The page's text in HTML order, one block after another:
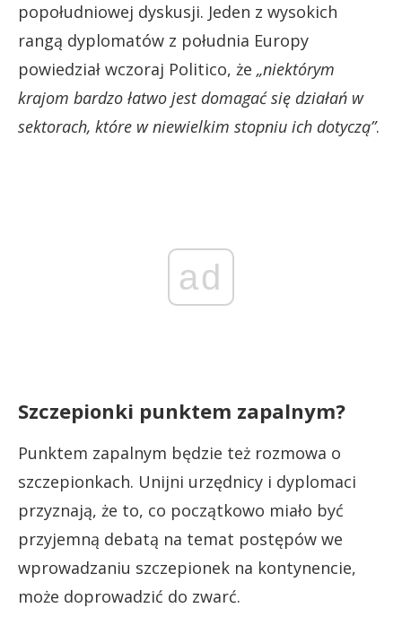
popołudniowej dyskusji. Jeden z wysokich
rangą dyplomatów z południa Europy
powiedział wczoraj Politico, że „niektórym
krajom bardzo łatwo jest domagać się działań w
sektorach, które w niewielkim stopniu ich dotyczą”.
ad
Szczepionki punktem zapalnym?
Punktem zapalnym będzie też rozmowa o
szczepionkach. Unijni urzędnicy i dyplomaci
przyznają, że to, co początkowo miało być
przyjemną debatą na temat postępów we
wprowadzaniu szczepionek na kontynencie,
może doprowadzić do zwarć.